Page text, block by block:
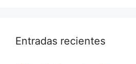
Entradas recientes